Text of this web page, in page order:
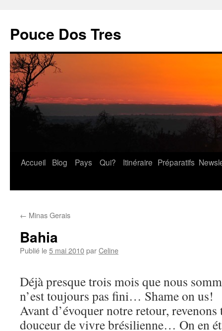
Pouce Dos Tres
Aller
Accueil Blog Pays Qui? Itinéraire Préparatifs
← Minas Gerais
Bahia
Publié le5 mai 2010parCeline
Déjà presque trois mois que nous
n’est toujours pas fini… Shame on us!
Avant d’évoquer notre retour,
douceur de vivre brésilienne… On en